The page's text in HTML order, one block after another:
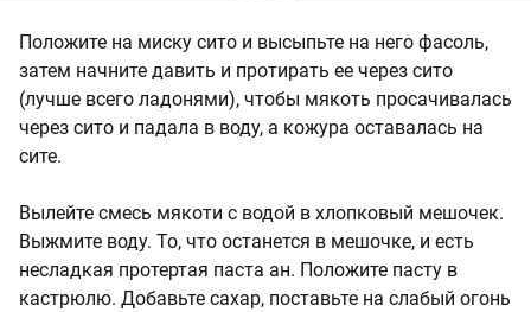
Положите на миску сито и высыпьте на него фасоль,
затем начните давить и протирать ее через сито
(лучше всего ладонями), чтобы мякоть просачивалась
через сито и падала в воду, а кожура оставалась на
сите.
Вылейте смесь мякоти с водой в хлопковый мешочек.
Выжмите воду. То, что останется в мешочке, и есть
несладкая протертая паста ан. Положите пасту в
кастрюлю. Добавьте сахар, поставьте на слабый огонь